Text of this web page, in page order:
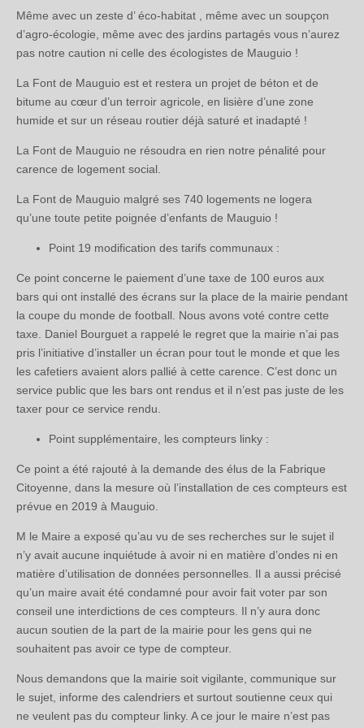
Même avec un zeste d’ éco-habitat , même avec un soupçon
d’agro-écologie, même avec des jardins partagés vous n’aurez
pas notre caution ni celle des écologistes de Mauguio !
La Font de Mauguio est et restera un projet de béton et de
bitume au cœur d’un terroir agricole, en lisière d’une zone
humide et sur un réseau routier déjà saturé et inadapté !
La Font de Mauguio ne résoudra en rien notre pénalité pour
carence de logement social.
La Font de Mauguio malgré ses 740 logements ne logera
qu’une toute petite poignée d’enfants de Mauguio !
Point 19 modification des tarifs communaux :
Ce point concerne le paiement d’une taxe de 100 euros aux
bars qui ont installé des écrans sur la place de la mairie pendant
la coupe du monde de football. Nous avons voté contre cette
taxe. Daniel Bourguet a rappelé le regret que la mairie n’ai pas
pris l’initiative d’installer un écran pour tout le monde et que les
les cafetiers avaient alors pallié à cette carence. C’est donc un
service public que les bars ont rendus et il n’est pas juste de les
taxer pour ce service rendu.
Point supplémentaire, les compteurs linky :
Ce point a été rajouté à la demande des élus de la Fabrique
Citoyenne, dans la mesure où l’installation de ces compteurs est
prévue en 2019 à Mauguio.
M le Maire a exposé qu’au vu de ses recherches sur le sujet il
n’y avait aucune inquiétude à avoir ni en matière d’ondes ni en
matière d’utilisation de données personnelles. Il a aussi précisé
qu’un maire avait été condamné pour avoir fait voter par son
conseil une interdictions de ces compteurs. Il n’y aura donc
aucun soutien de la part de la mairie pour les gens qui ne
souhaitent pas avoir ce type de compteur.
Nous demandons que la mairie soit vigilante, communique sur
le sujet, informe des calendriers et surtout soutienne ceux qui
ne veulent pas du compteur linky. A ce jour le maire n’est pas